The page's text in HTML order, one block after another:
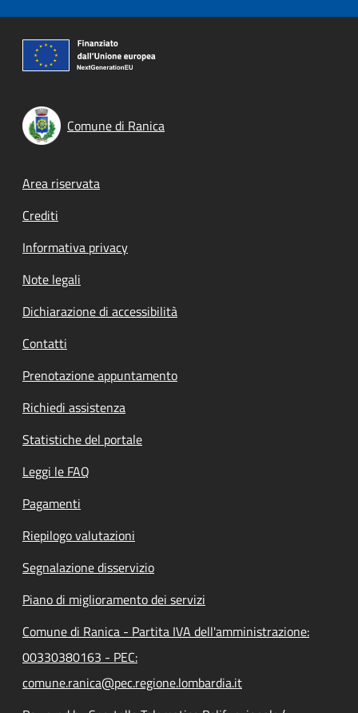
Comune di Ranica
Footer menu
Area riservata
Crediti
Informativa privacy
Note legali
Dichiarazione di accessibilità
Contatti
Prenotazione appuntamento
Richiedi assistenza
Statistiche del portale
Leggi le FAQ
Pagamenti
Riepilogo valutazioni
Segnalazione disservizio
Piano di miglioramento dei servizi
Comune di Ranica - Partita IVA dell'amministrazione:
00330380163 - PEC:
comune.ranica@pec.regione.lombardia.it